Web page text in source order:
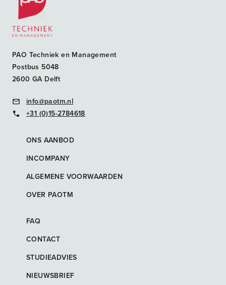
PAO Techniek en Management
Postbus 5048
2600 GA Delft
info@paotm.nl
+31 (0)15-2784618
ONS AANBOD
INCOMPANY
ALGEMENE VOORWAARDEN
OVER PAOTM
FAQ
CONTACT
STUDIEADVIES
NIEUWSBRIEF